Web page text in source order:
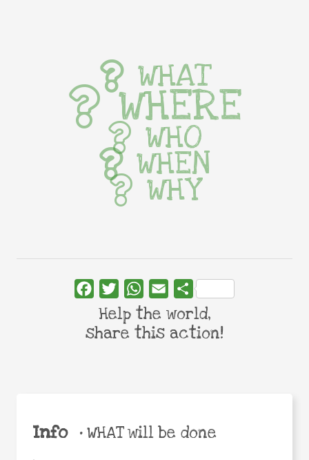
Info •WHAT will be done
WHAT
WHERE
WHO
WHEN
WHY
FacebookTwitterWhatsApp
Email Share
Help the world,
share this action!